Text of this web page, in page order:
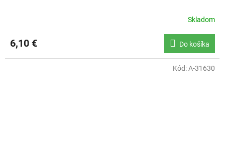
Skladom
6,10 € Do košíka
Kód:A-31630